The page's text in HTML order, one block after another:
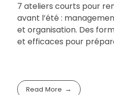
7 ateliers courts pour
avant l’été :
et organisation. Des
et efficaces pour
Read More